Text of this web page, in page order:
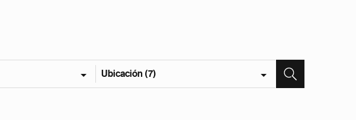
Ubicación (7)